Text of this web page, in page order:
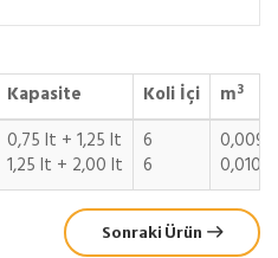
Kapasite Koli İçi m3
0,75 lt + 1,25 lt
1,25 lt + 2,00 lt
6
6 0,0106
Sonraki Ürün